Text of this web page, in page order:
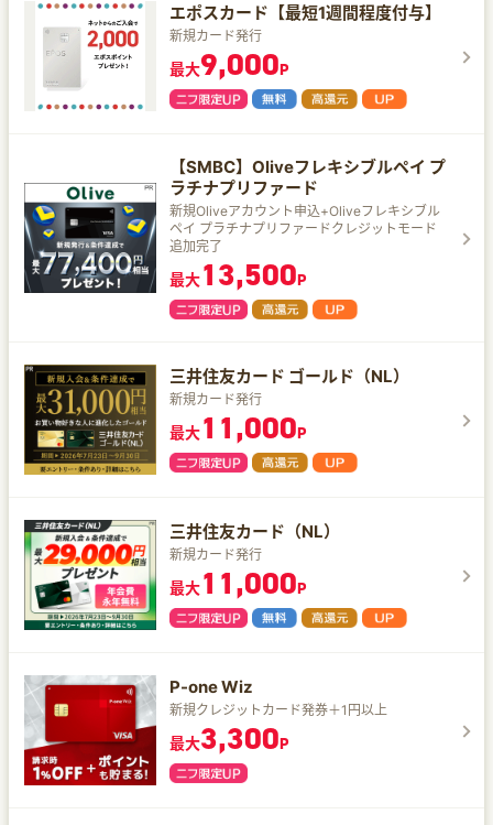
エポスカード【最短1週間程度付与】
新規カード発行
最大9,000P
【SMBC】Oliveフレキシブルペイ プ
ラチナプリファード
新規Oliveアカウント申込+Oliveフレキシブル
ペイ プラチナプリファードクレジットモード
追加完了
最大13,500P
三井住友カード ゴールド（NL）
新規カード発行
最大11,000P
三井住友カード（NL）
新規カード発行
最大11,000P
P-one Wiz
新規クレジットカード発券＋1円以上
最大3,300P